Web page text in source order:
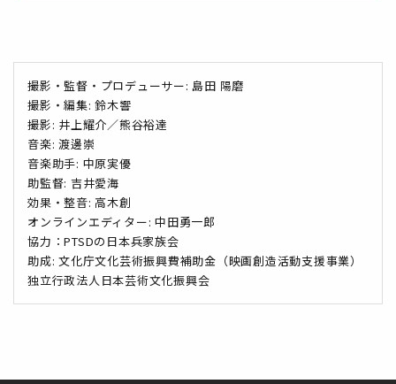
撮影・監督・プロデューサー: 島田 陽磨
撮影・編集: 鈴木響
撮影: 井上耀介／熊谷裕達
音楽: 渡邊崇
音楽助手: 中原実優
助監督: 吉井愛海
効果・整音: 高木創
オンラインエディター: 中田勇一郎
協力：PTSDの日本兵家族会
助成: 文化庁文化芸術振興費補助金（映画創造活動支援事業）
独立行政法人日本芸術文化振興会